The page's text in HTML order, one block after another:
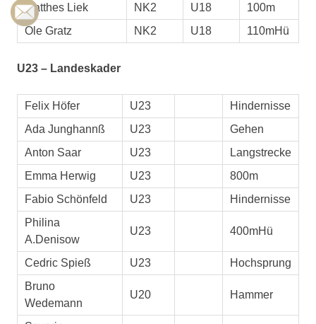
Matthes Liek
NK2 U18
100m
Ole Gratz
NK2 U18 110mHü
U23 – Landeskader
Felix Höfer U23
Hindernisse
Ada Junghannß
U23
Gehen
Anton Saar
U23
Langstrecke
Emma Herwig
U23
800m
Fabio Schönfeld
U23
Hindernisse
Philina
A.Denisow
U23 400mHü
Cedric Spieß U23
Hochsprung
Bruno
Wedemann
U20 Hammer